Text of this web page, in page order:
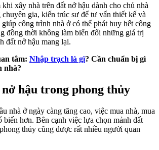
xây nhà trên đất nở hậu dành cho chủ nhà
gia, kiến trúc sư để tư vấn thiết kế và
công trình nhà ở có thể phát huy hết công
đồng thời không làm biến đổi những giá trị
đất nở hậu mang lại.
tâm: Nhập trạch là gì? Cần chuẩn bị gì
nhà?
hậu trong phong thủy
nhà ở ngày càng tăng cao, việc mua nhà, mua
biến hơn. Bên cạnh việc lựa chọn mảnh đất
thủy cũng được rất nhiều người quan